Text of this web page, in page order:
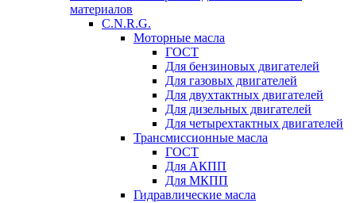
материалов
C.N.R.G.
Моторные масла
ГОСТ
Для бензиновых двигателей
Для газовых двигателей
Для двухтактных двигателей
Для дизельных двигателей
Для четырехтактных двигателей
Трансмиссионные масла
ГОСТ
Для АКПП
Для МКПП
Гидравлические масла